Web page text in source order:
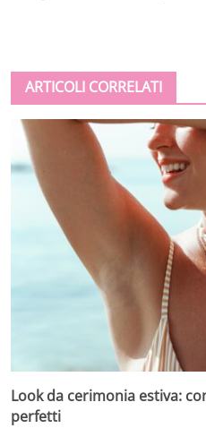
ARTICOLI CORRELATI
Look da cerimonia estiva:
perfetti